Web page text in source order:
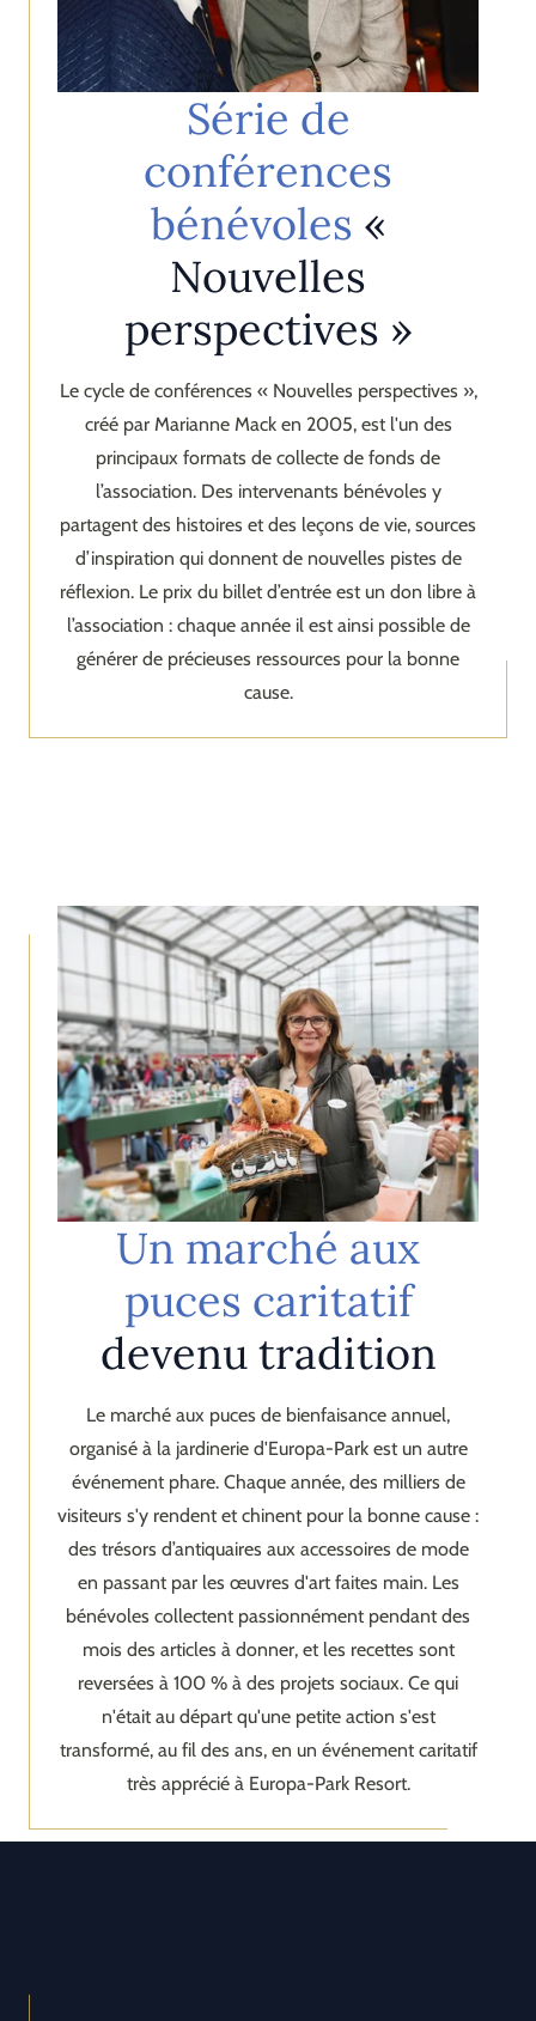
Série de
conférences
bénévoles «
Nouvelles
perspectives »
Le cycle de conférences « Nouvelles perspectives »,
créé par Marianne Mack en 2005, est l'un des
principaux formats de collecte de fonds de
l’association. Des intervenants bénévoles y
partagent des histoires et des leçons de vie, sources
d’inspiration qui donnent de nouvelles pistes de
réflexion. Le prix du billet d’entrée est un don libre à
l’association : chaque année il est ainsi possible de
générer de précieuses ressources pour la bonne
cause.
Un marché aux
puces caritatif
devenu tradition
Le marché aux puces de bienfaisance annuel,
organisé à la jardinerie d'Europa-Park est un autre
événement phare. Chaque année, des milliers de
visiteurs s'y rendent et chinent pour la bonne cause :
des trésors d’antiquaires aux accessoires de mode
en passant par les œuvres d'art faites main. Les
bénévoles collectent passionnément pendant des
mois des articles à donner, et les recettes sont
reversées à 100 % à des projets sociaux. Ce qui
n'était au départ qu'une petite action s'est
transformé, au fil des ans, en un événement caritatif
très apprécié à Europa-Park Resort.